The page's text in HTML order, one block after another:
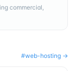
commercial,
#web-hosting →